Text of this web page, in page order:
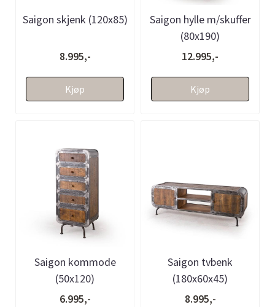
Saigon skjenk (120x85)
8.995,-
Kjøp
Saigon hylle m/skuffer
(80x190)
12.995,-
Kjøp
Saigon kommode
(50x120)
6.995,-
Saigon tvbenk
(180x60x45)
8.995,-